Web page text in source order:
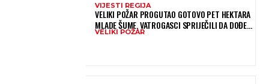
VIJESTI REGIJA
VELIKI POŽAR PROGUTAO GOTOVO PET HEKTARA
MLADE ŠUME, VATROGASCI SPRIJEČILI DA DOĐE
DO JOŠ VEĆE KATASTROFE
VELIKI POŽAR